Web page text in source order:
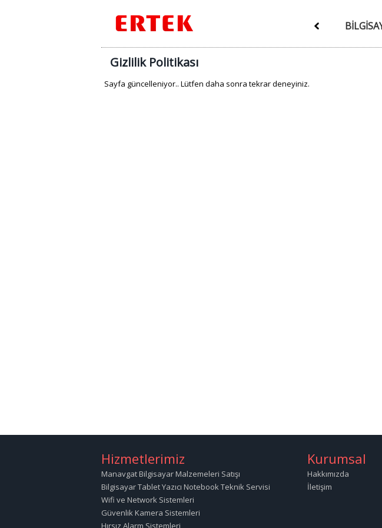
Gizlilik Politikası
Sayfa güncelleniyor.. Lütfen daha sonra tekrar deneyiniz.
Hizmetlerimiz
Manavgat Bilgisayar Malzemeleri Satışı
Bilgisayar Tablet Yazıcı Notebook Teknik Servisi
Wifi ve Network Sistemleri
Güvenlik Kamera Sistemleri
Hırsız Alarm Sistemleri
Kurumsal
Hakkımızda
İletişim